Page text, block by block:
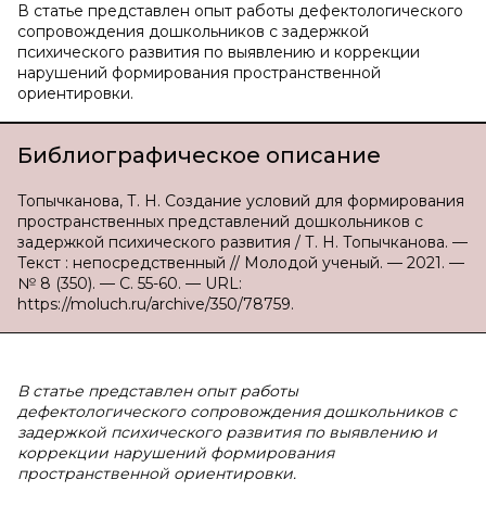
В статье представлен опыт работы дефектологического
сопровождения дошкольников с задержкой
психического развития по выявлению и коррекции
нарушений формирования пространственной
ориентировки.
Библиографическое описание
Топычканова, Т. Н. Создание условий для формирования
пространственных представлений дошкольников с
задержкой психического развития / Т. Н. Топычканова. —
Текст : непосредственный // Молодой ученый. — 2021. —
№ 8 (350). — С. 55-60. — URL:
https://moluch.ru/archive/350/78759.
В статье представлен опыт работы
дефектологического сопровождения дошкольников с
задержкой психического развития по выявлению и
коррекции нарушений формирования
пространственной ориентировки.